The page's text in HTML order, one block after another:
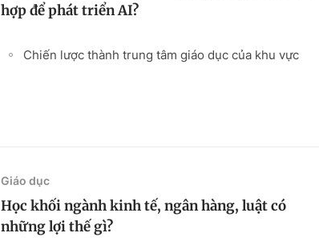
hợp để phát triển AI?
Chiến lược thành trung tâm giáo dục của khu vực
Giáo dục
Học khối ngành kinh tế, ngân hàng, luật có
những lợi thế gì?